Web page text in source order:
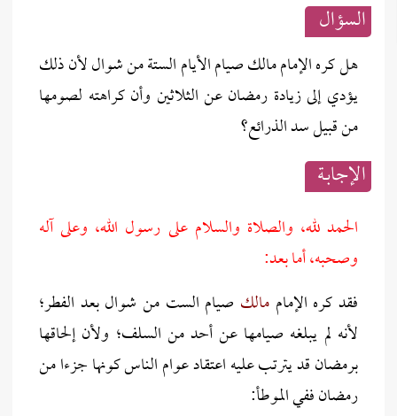
السؤال
هل كره الإمام مالك صيام الأيام الستة من شوال لأن ذلك
يؤدي إلى زيادة رمضان عن الثلاثين وأن كراهته لصومها
من قبيل سد الذرائع؟
الإجابــة
الحمد لله، والصلاة والسلام على رسول الله، وعلى آله
وصحبه، أما بعد:
فقد كره الإماممالك صيام الست من شوال بعد الفطر؛
لأنه لم يبلغه صيامها عن أحد من السلف؛ ولأن إلحاقها
برمضان قد يترتب عليه اعتقاد عوام الناس كونها جزءا من
رمضان ففي الموطأ: